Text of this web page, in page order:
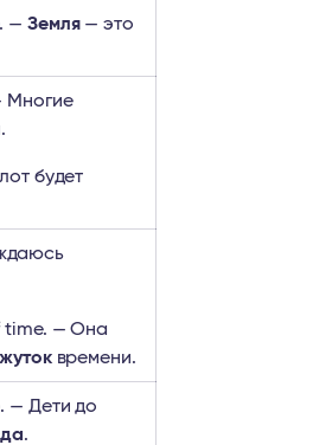
— Земля— это
Многие
будет
time. — Она
времени.
. — Дети до
.